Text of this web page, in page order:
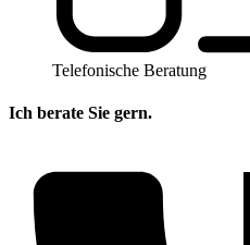
Telefonische Beratung
Ich berate Sie gern.